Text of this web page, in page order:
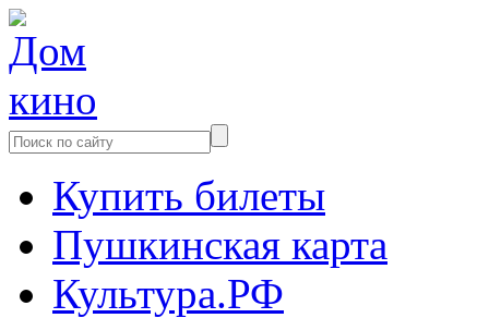
Купить билеты
Пушкинская карта
Культура.РФ